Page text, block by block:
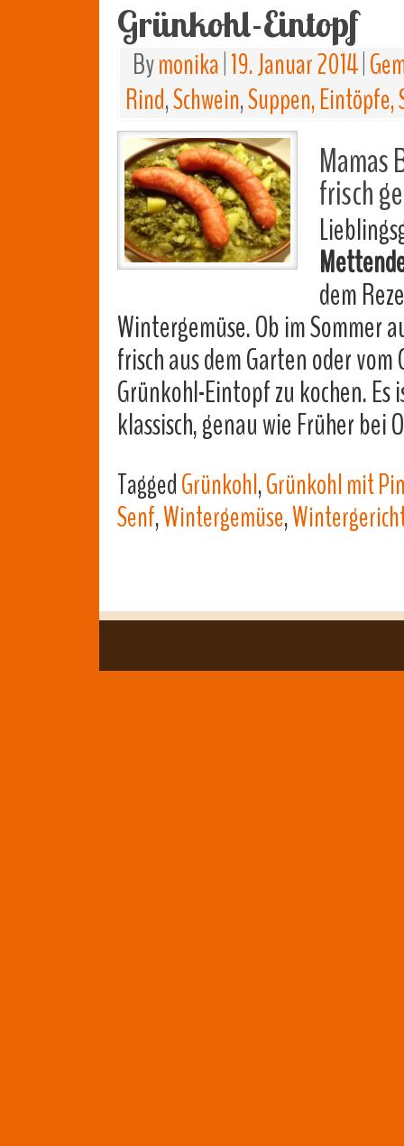
Grünkohl-Eintopf
Bymonika 19. Januar 2014
Rind,Schwein,Suppen, Eintöpfe,
frisch
dem
Wintergemüse. Ob im
frisch aus dem Garten oder
Grünkohl-Eintopf zu kochen.
klassisch, genau wie Früher
TaggedGrünkohl,Grünkohl mit
Senf,Wintergemüse,